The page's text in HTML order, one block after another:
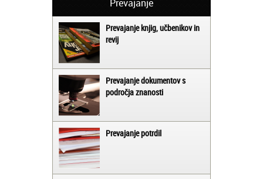
Prevajanje
Prevajanje knjig, učbenikov in
revij
Prevajanje dokumentov s
področja znanosti
Prevajanje potrdil